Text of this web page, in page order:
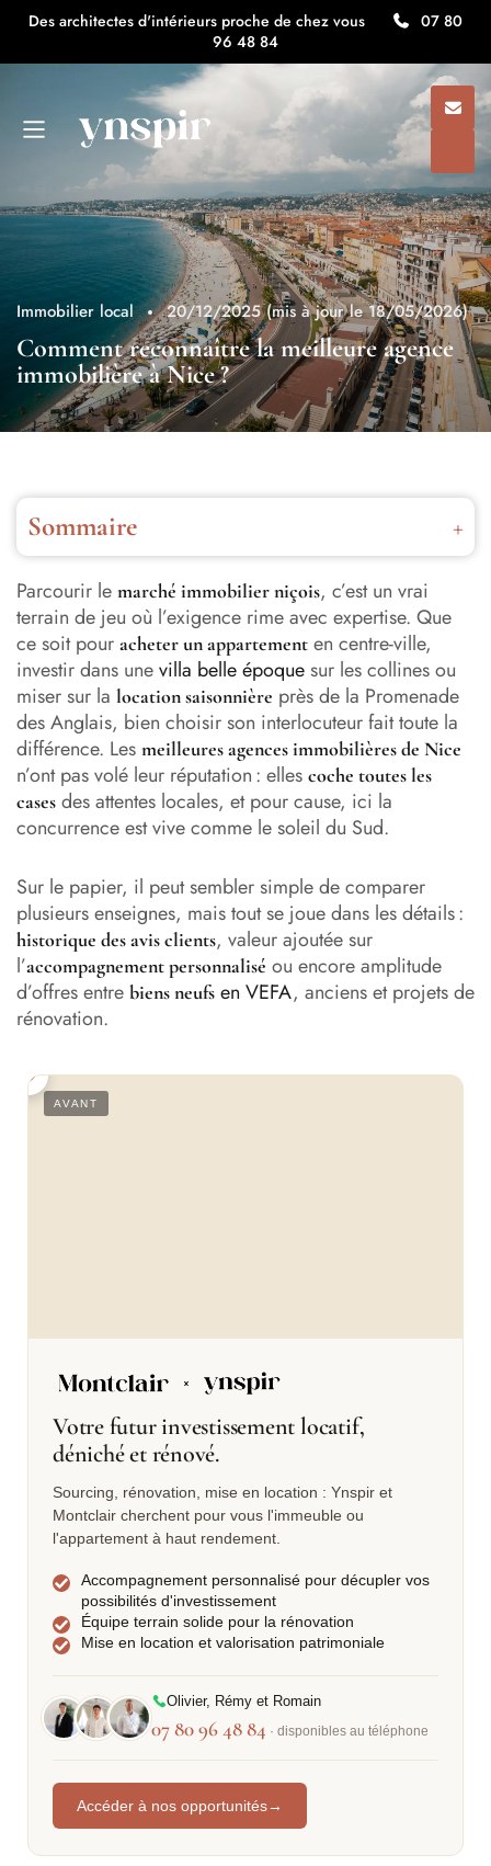
Des architectes d'intérieurs proche de chez vous
07 80
96 48 84
Immobilier local 20/12/2025 (mis à jour le 18/05/2026)
Comment reconnaître la meilleure agence
immobilière à Nice ?
Sommaire
Pourquoi faire appel à une agence immobilière à Nice
pour son projet ?
Meilleure agence immobilière nice : les 11 meilleures
agences immo selon les avis Google
Les services incontournables proposés par les meilleures
agences immobilières
Biens immobiliers à Nice : neuf, ancien et rénovation
La sélection des meilleures agences immobilières grâce
aux avis clients
Choisir le bon dispositif de défiscalisation à Nice : pinel,
lmnp ou denormandie ?
Ynspir : un accompagnement design et global pour
réussir sa rénovation
Parcourir le marché immobilier niçois, c’est un vrai
terrain de jeu où l’exigence rime avec expertise. Que
ce soit pour acheter un appartement en centre-ville,
investir dans unevilla belle époquesur les collines ou
miser sur la location saisonnière près de la Promenade
des Anglais, bien choisir son interlocuteur fait toute la
différence. Les meilleures agences immobilières de Nice
n’ont pas volé leur réputation : elles coche toutes les
cases des attentes locales, et pour cause, ici la
concurrence est vive comme le soleil du Sud.
Sur le papier, il peut sembler simple de comparer
plusieurs enseignes, mais tout se joue dans les détails :
historique des avis clients, valeur ajoutée sur
l’accompagnement personnalisé ou encore amplitude
d’offres entre biens neufs en VEFA, anciens et projets de
rénovation.
Votre futur investissement locatif,
déniché et rénové.
Sourcing, rénovation, mise en location : Ynspir et
Montclair cherchent pour vous l'immeuble ou
l'appartement à haut rendement.
Accompagnement personnalisé pour décupler vos
possibilités d'investissement
Équipe terrain solide pour la rénovation
Mise en location et valorisation patrimoniale
Olivier, Rémy et Romain
07 80 96 48 84 · disponibles au téléphone
Accéder à nos opportunités→
AVANT